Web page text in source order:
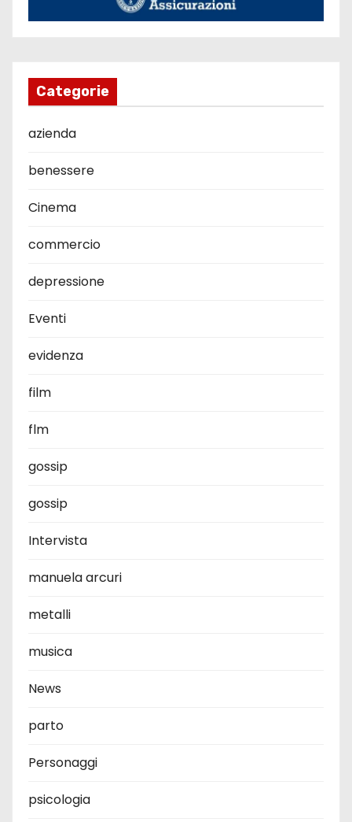
Categorie
azienda
benessere
Cinema
commercio
depressione
Eventi
evidenza
film
flm
gossip
gossip
Intervista
manuela arcuri
metalli
musica
News
parto
Personaggi
psicologia